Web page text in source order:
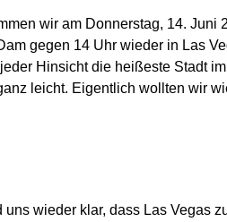
wir am Donnerstag, 14. Juni
gegen 14 Uhr wieder in Las
Hinsicht die heißeste Stadt
leicht. Eigentlich wollten wir
wieder klar, dass Las Vegas